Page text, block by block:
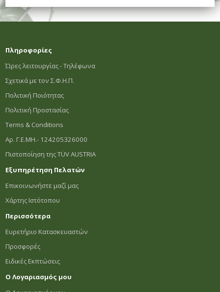
Πληροφορίες
Ώρες λειτουργίας - Τηλέφωνα
Σχετικά με τον Σ.Φ.Η.Π.
Πολιτική Ποιότητας
Πολιτική Προστασίας
Terms & Conditions
Αρ. Γ.Ε.ΜΗ.- 124205326000
Πιστοποίηση της TÜV AUSTRIA
Εξυπηρέτηση Πελατών
Επικοινωνήστε μαζί μας
Χάρτης Ιστότοπου
Περισσότερα
Ευρετήριο Κατασκευαστών
Προσφορές
Ειδικές Εκπτώσεις
Ο Λογαριασμός μου